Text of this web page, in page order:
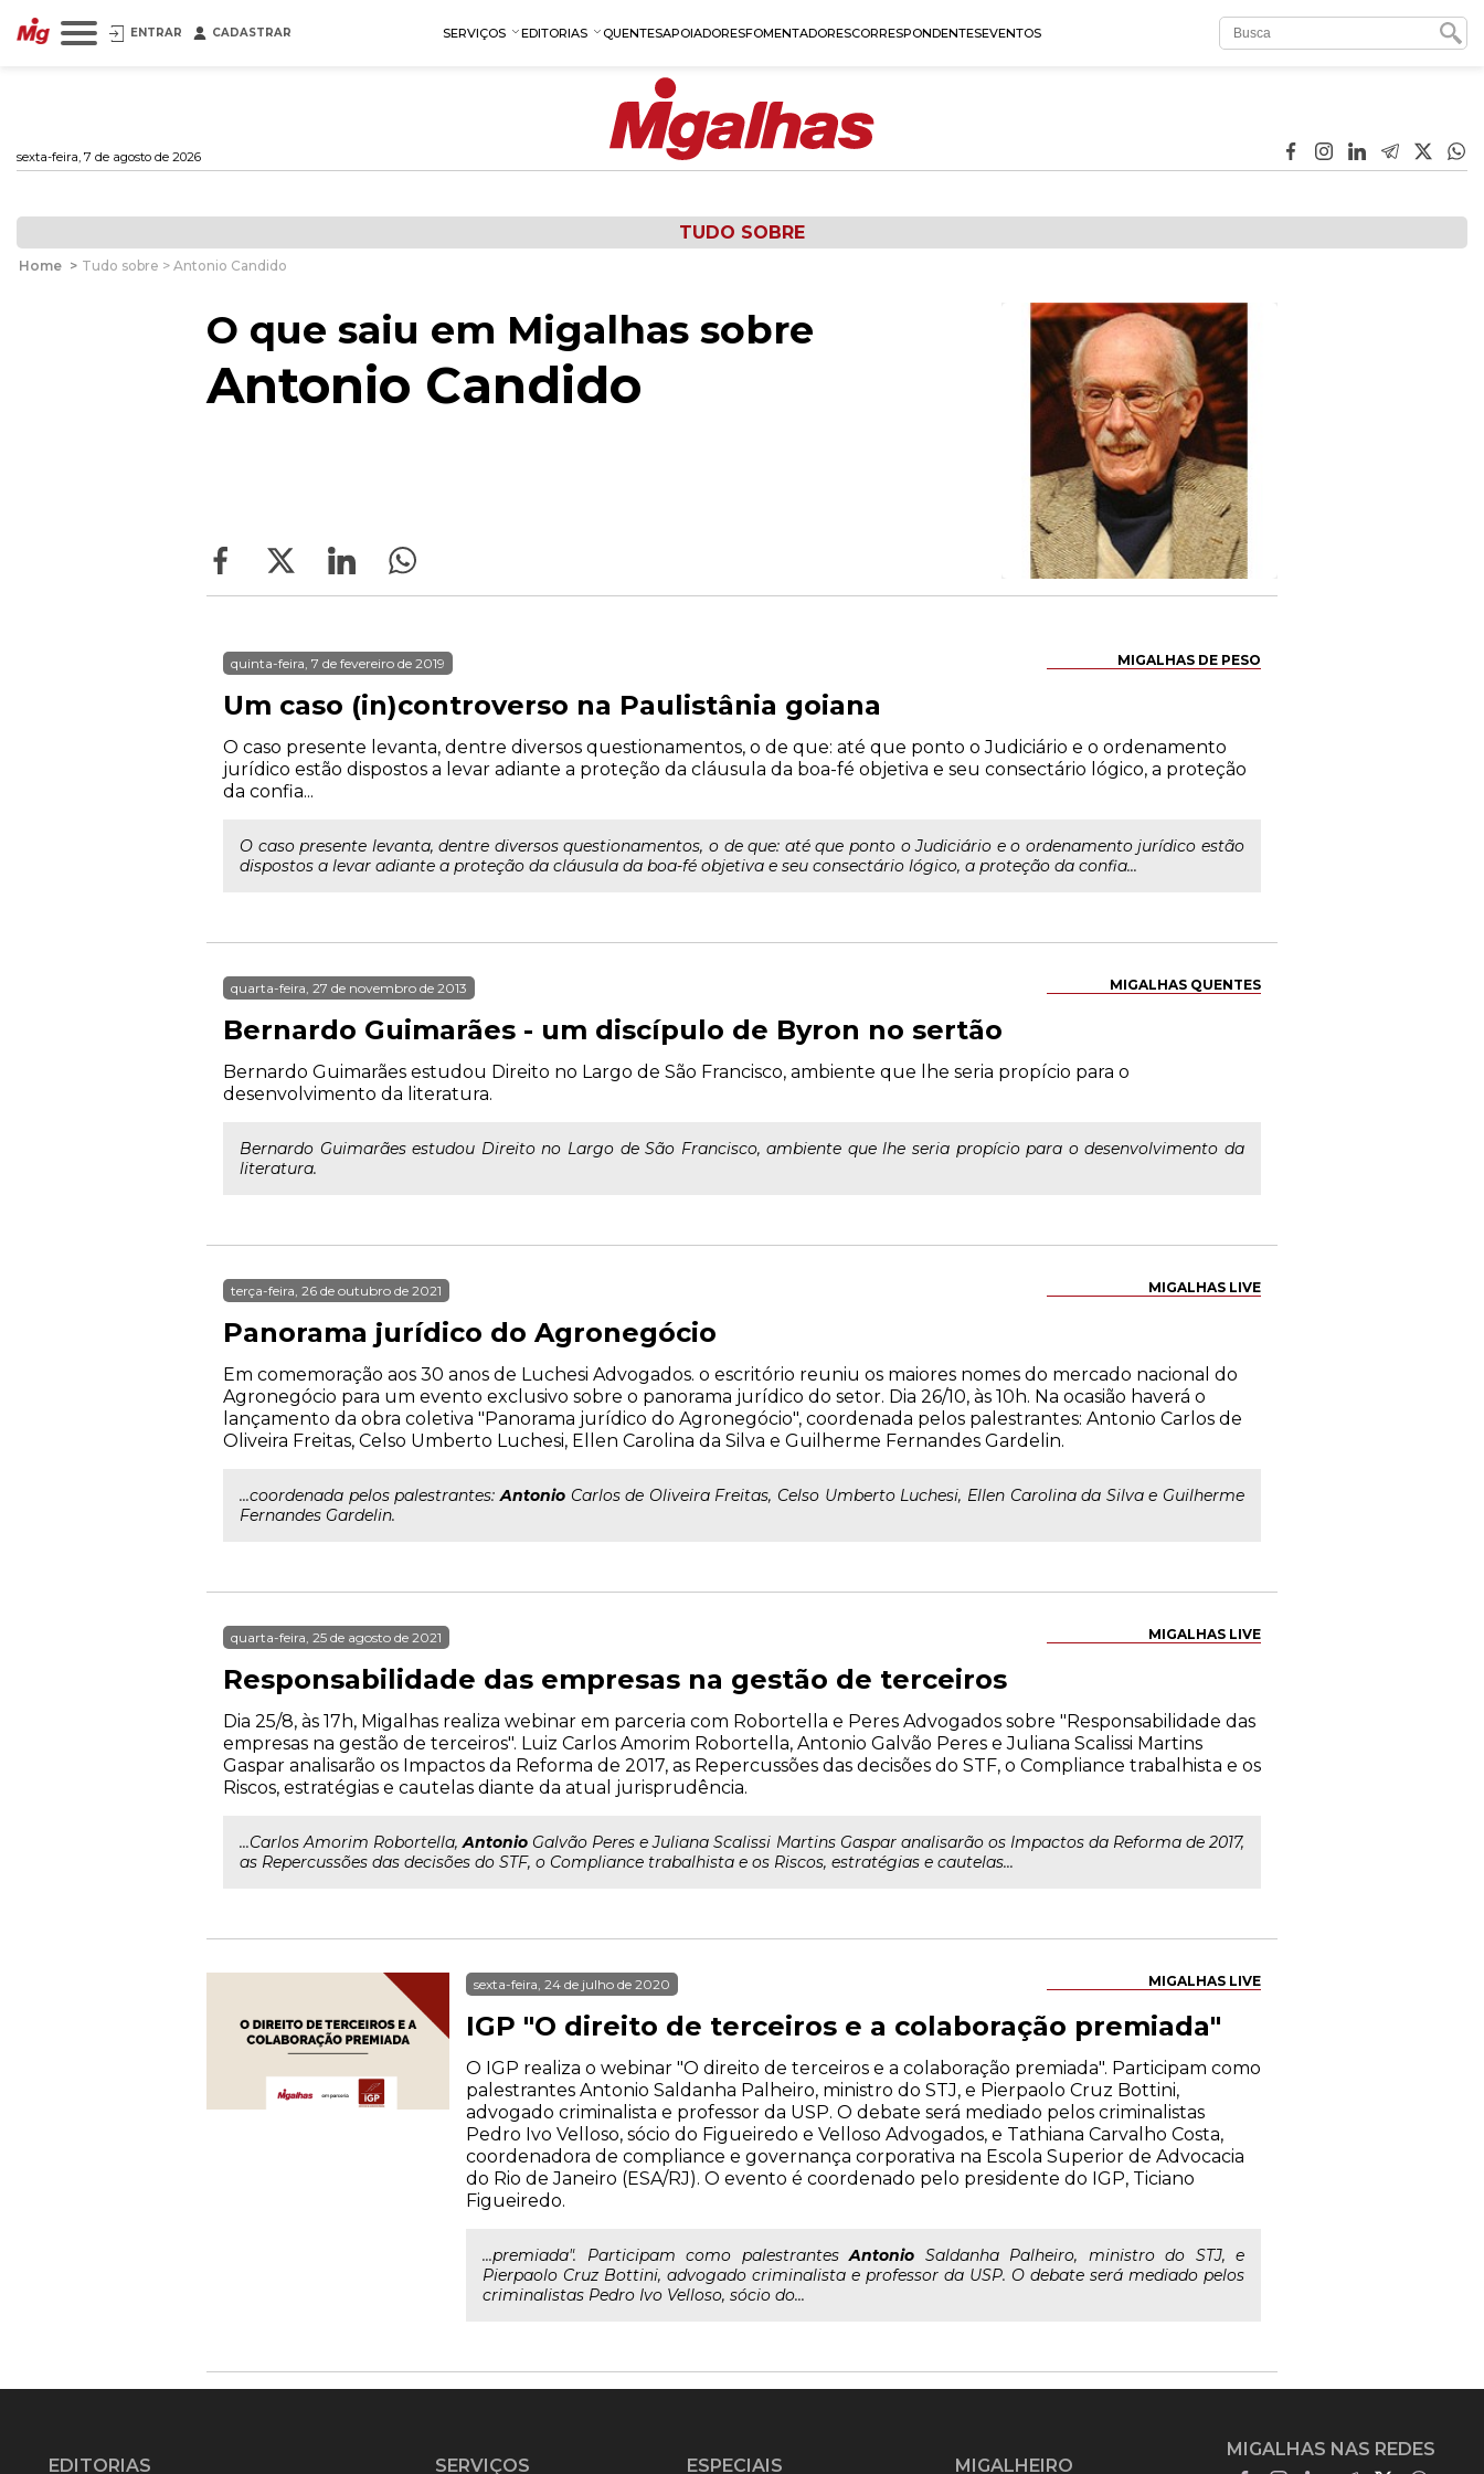
ENTRAR CADASTRAR SERVIÇOS EDITORIAS QUENTESAPOIADORESFOMENTADORESCORRESPONDENTESEVENTOS
sexta-feira, 7 de agosto de 2026
TUDO SOBRE
Home > Tudo sobre > Antonio Candido
O que saiu em Migalhas sobre
Antonio Candido
MIGALHAS DE PESO
quinta-feira, 7 de fevereiro de 2019
Um caso (in)controverso na Paulistânia goiana
O caso presente levanta, dentre diversos questionamentos, o de que: até que ponto o Judiciário e o ordenamento
jurídico estão dispostos a levar adiante a proteção da cláusula da boa-fé objetiva e seu consectário lógico, a proteção
da confia...
O caso presente levanta, dentre diversos questionamentos, o de que: até que ponto o Judiciário e o ordenamento jurídico estão
dispostos a levar adiante a proteção da cláusula da boa-fé objetiva e seu consectário lógico, a proteção da confia...
MIGALHAS QUENTES
quarta-feira, 27 de novembro de 2013
Bernardo Guimarães - um discípulo de Byron no sertão
Bernardo Guimarães estudou Direito no Largo de São Francisco, ambiente que lhe seria propício para o
desenvolvimento da literatura.
Bernardo Guimarães estudou Direito no Largo de São Francisco, ambiente que lhe seria propício para o desenvolvimento da
literatura.
MIGALHAS LIVE
terça-feira, 26 de outubro de 2021
Panorama jurídico do Agronegócio
Em comemoração aos 30 anos de Luchesi Advogados. o escritório reuniu os maiores nomes do mercado nacional do
Agronegócio para um evento exclusivo sobre o panorama jurídico do setor. Dia 26/10, às 10h. Na ocasião haverá o
lançamento da obra coletiva "Panorama jurídico do Agronegócio", coordenada pelos palestrantes: Antonio Carlos de
Oliveira Freitas, Celso Umberto Luchesi, Ellen Carolina da Silva e Guilherme Fernandes Gardelin.
...coordenada pelos palestrantes:AntonioCarlos de Oliveira Freitas, Celso Umberto Luchesi, Ellen Carolina da Silva e Guilherme
Fernandes Gardelin.
MIGALHAS LIVE
quarta-feira, 25 de agosto de 2021
Responsabilidade das empresas na gestão de terceiros
Dia 25/8, às 17h, Migalhas realiza webinar em parceria com Robortella e Peres Advogados sobre "Responsabilidade das
empresas na gestão de terceiros". Luiz Carlos Amorim Robortella, Antonio Galvão Peres e Juliana Scalissi Martins
Gaspar analisarão os Impactos da Reforma de 2017, as Repercussões das decisões do STF, o Compliance trabalhista e os
Riscos, estratégias e cautelas diante da atual jurisprudência.
...Carlos Amorim Robortella,Antonio Galvão Peres e Juliana Scalissi Martins Gaspar analisarão os Impactos da Reforma de 2017,
as Repercussões das decisões do STF, o Compliance trabalhista e os Riscos, estratégias e cautelas...
MIGALHAS LIVE
sexta-feira, 24 de julho de 2020
IGP "O direito de terceiros e a colaboração premiada"
O IGP realiza o webinar "O direito de terceiros e a colaboração premiada". Participam como
palestrantes Antonio Saldanha Palheiro, ministro do STJ, e Pierpaolo Cruz Bottini,
advogado criminalista e professor da USP. O debate será mediado pelos criminalistas
Pedro Ivo Velloso, sócio do Figueiredo e Velloso Advogados, e Tathiana Carvalho Costa,
coordenadora de compliance e governança corporativa na Escola Superior de Advocacia
do Rio de Janeiro (ESA/RJ). O evento é coordenado pelo presidente do IGP, Ticiano
Figueiredo.
...premiada". Participam como palestrantesAntonio Saldanha Palheiro, ministro do STJ, e
Pierpaolo Cruz Bottini, advogado criminalista e professor da USP. O debate será mediado pelos
criminalistas Pedro Ivo Velloso, sócio do...
EDITORIAS SERVIÇOS ESPECIAIS MIGALHEIRO
MIGALHAS NAS REDES